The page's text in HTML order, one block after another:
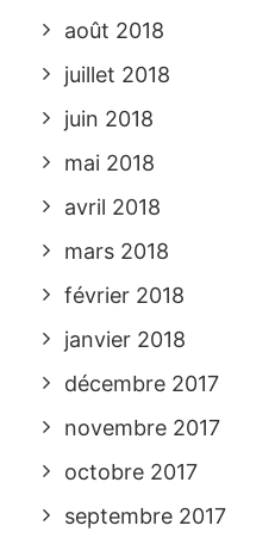
août 2018
juillet 2018
juin 2018
mai 2018
avril 2018
mars 2018
février 2018
janvier 2018
décembre 2017
novembre 2017
octobre 2017
septembre 2017